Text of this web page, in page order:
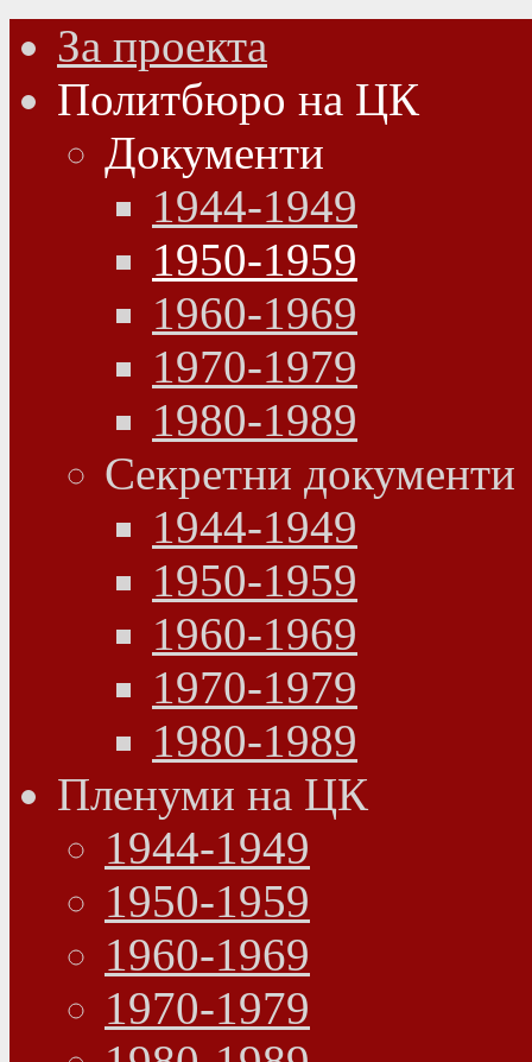
За проекта
Политбюро на ЦК
Документи
1944-1949
1950-1959
1960-1969
1970-1979
1980-1989
Секретни документи
1944-1949
1950-1959
1960-1969
1970-1979
1980-1989
Пленуми на ЦК
1944-1949
1950-1959
1960-1969
1970-1979